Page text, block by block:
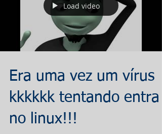
Load video
Era uma vez um vírus
kkkkkk tentando entra
no linux!!!